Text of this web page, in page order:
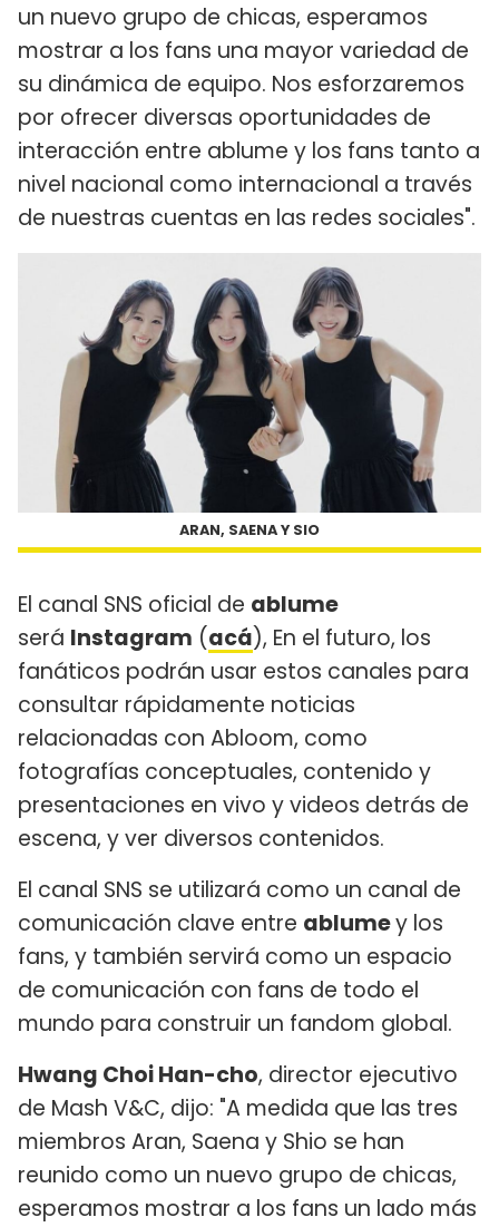
un nuevo grupo de chicas, esperamos
mostrar a los fans una mayor variedad de
su dinámica de equipo. Nos esforzaremos
por ofrecer diversas oportunidades de
interacción entre ablume y los fans tanto a
nivel nacional como internacional a través
de nuestras cuentas en las redes sociales".
ARAN, SAENA Y SIO
El canal SNS oficial de ablume
será Instagram (acá), En el futuro, los
fanáticos podrán usar estos canales para
consultar rápidamente noticias
relacionadas con Abloom, como
fotografías conceptuales, contenido y
presentaciones en vivo y videos detrás de
escena, y ver diversos contenidos.
El canal SNS se utilizará como un canal de
comunicación clave entre ablumey los
fans, y también servirá como un espacio
de comunicación con fans de todo el
mundo para construir un fandom global.
Hwang Choi Han-cho, director ejecutivo
de Mash V&C, dijo: "A medida que las tres
miembros Aran, Saena y Shio se han
reunido como un nuevo grupo de chicas,
esperamos mostrar a los fans un lado más